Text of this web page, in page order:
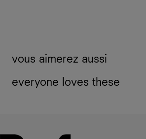
vous aimerez aussi
everyone loves these